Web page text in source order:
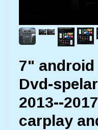
7"
Dvd-
2013--
carplay